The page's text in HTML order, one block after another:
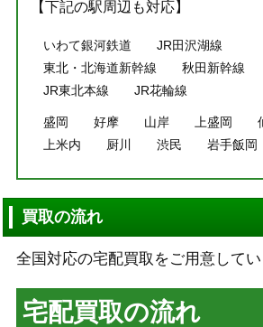
【下記の駅周辺も対応】
いわて銀河鉄道
JR田沢湖線
東北・北海道新幹線
秋田新幹線
JR東北本線
JR花輪線
盛岡 好摩 山岸 上盛岡
上米内
厨川 渋民 岩手飯岡
買取の流れ
全国対応の宅配買取をご用意して
宅配買取の流れ